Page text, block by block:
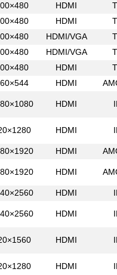
HDMI
HDMI
HDMI/VGA
HDMI/VGA
HDMI
HDMI
HDMI
HDMI
HDMI
HDMI
HDMI
HDMI
HDMI
HDMI